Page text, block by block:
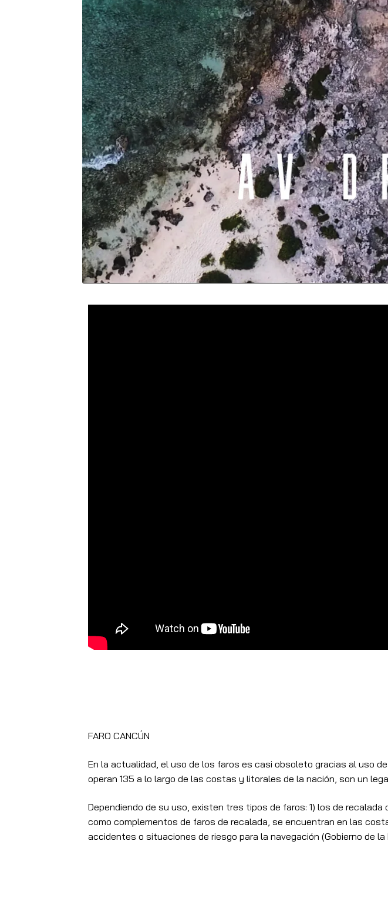
FARO CANCÚN
En la actualidad, el uso de los faros es casi obsoleto gracias al uso
operan 135 a lo largo de las costas y litorales de la nación, son un
Dependiendo de su uso, existen tres tipos de faros: 1) los de
como complementos de faros de recalada, se encuentran en las
accidentes o situaciones de riesgo para la navegación (Gobierno de la